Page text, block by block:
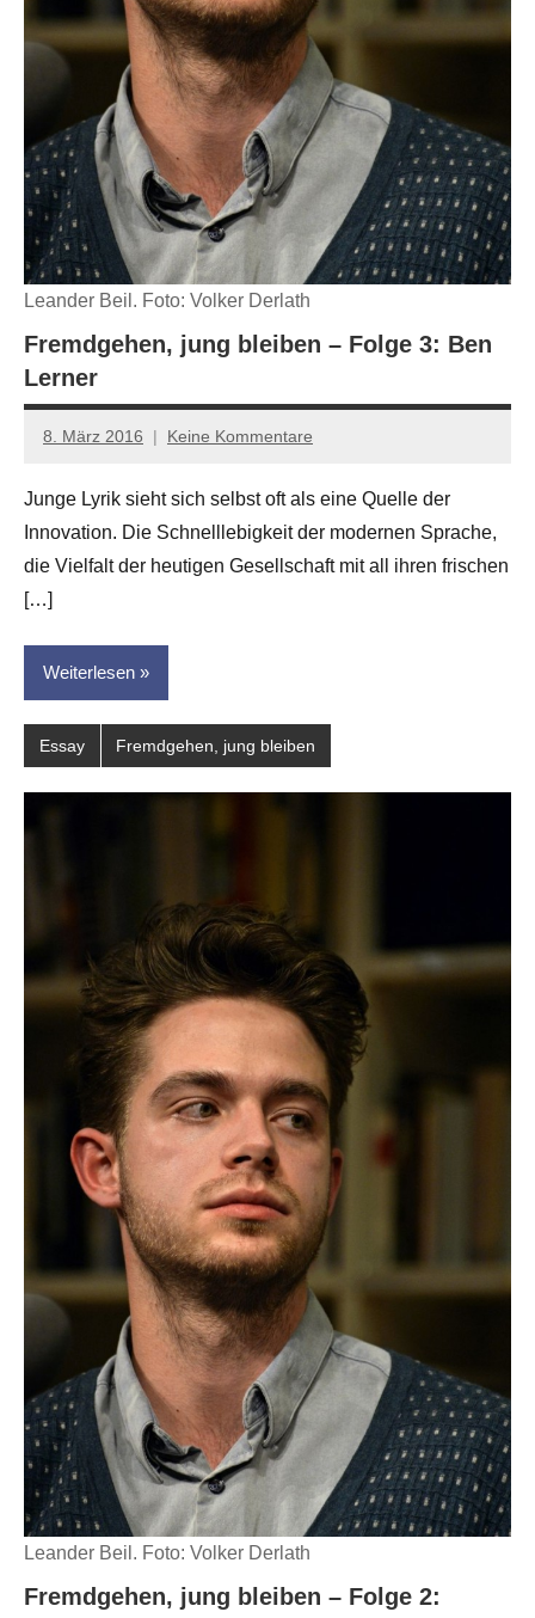
Leander Beil. Foto: Volker Derlath
Fremdgehen, jung bleiben – Folge 3: Ben
Lerner
8. März 2016
Anton
Leitner
Keine Kommentare
Junge Lyrik sieht sich selbst oft als eine Quelle der
Innovation. Die Schnelllebigkeit der modernen Sprache,
die Vielfalt der heutigen Gesellschaft mit all ihren frischen
[…]
Weiterlesen
Essay Fremdgehen, jung bleiben
Leander Beil. Foto: Volker Derlath
Fremdgehen, jung bleiben – Folge 2: